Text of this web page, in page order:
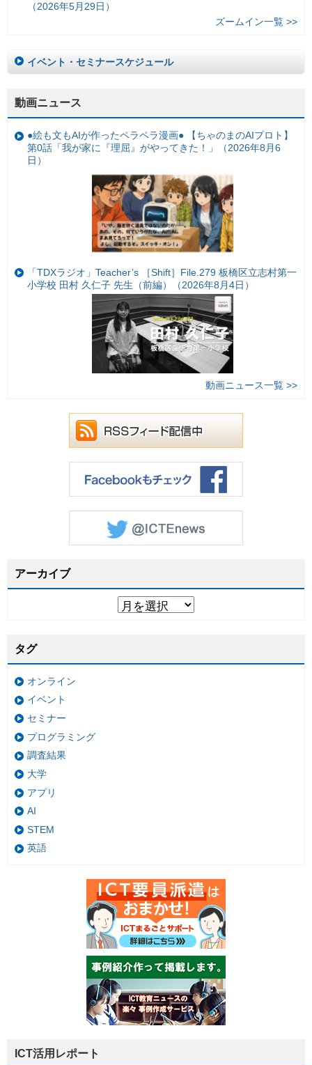
（2026年5月29日）
ズームイン一覧 >>
イベント・セミナースケジュール
動画ニュース
●絵も文もAIが作ったペラペラ漫画● 【ちゃのまのAIプロト】
第0話「我が家に『理屈』がやってきた！」（2026年8月6
日）
「TDXラジオ」Teacher’s ［Shift］File.279 板橋区立志村第一
小学校 田村 久仁子 先生（前編）（2026年8月4日）
動画ニュース一覧 >>
アーカイブ
タグ
オンライン
イベント
セミナー
プログラミング
調査結果
大学
アプリ
AI
STEM
英語
ICT活用レポート